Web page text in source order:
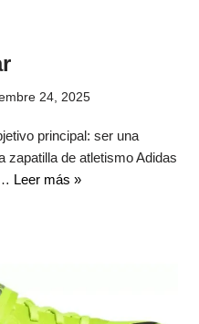
24, 2025
principal: ser una
zapatilla de atletismo Adidas
Leer más »